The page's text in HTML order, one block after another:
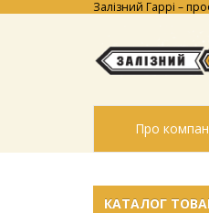
Залізний Гаррі –
Про
КАТАЛОГ